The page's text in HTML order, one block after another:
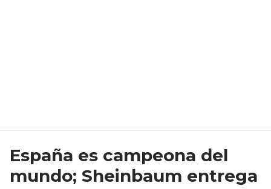
España es campeona del
mundo; Sheinbaum entrega